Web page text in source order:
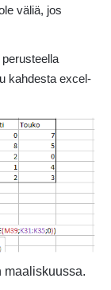
väliä, jos
kahdesta excel-
maaliskuussa.